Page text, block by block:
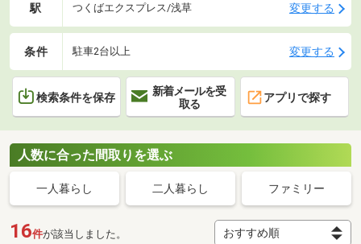
駅 つくばエクスプレス/浅草 変更する
条件 駐車2台以上 変更する
検索条件を保存
新着メールを受
取る
アプリで探す
人数に合った間取りを選ぶ
一人暮らし 二人暮らし ファミリー
16件が該当しました。